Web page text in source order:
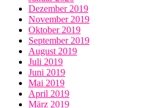
Dezember 2019
November 2019
Oktober 2019
September 2019
August 2019
Juli 2019
Juni 2019
Mai 2019
April 2019
März 2019